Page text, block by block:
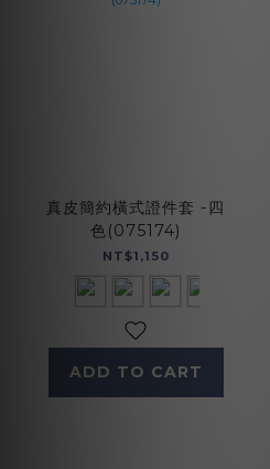
真皮簡約橫式證件套 -四
色(075174)
NT$1,150
ADD TO CART